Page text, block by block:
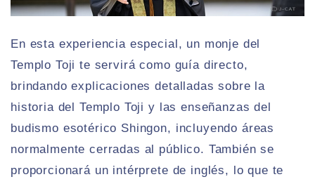
En esta experiencia especial, un monje del
Templo Toji te servirá como guía directo,
brindando explicaciones detalladas sobre la
historia del Templo Toji y las enseñanzas del
budismo esotérico Shingon, incluyendo áreas
normalmente cerradas al público. También se
proporcionará un intérprete de inglés, lo que te